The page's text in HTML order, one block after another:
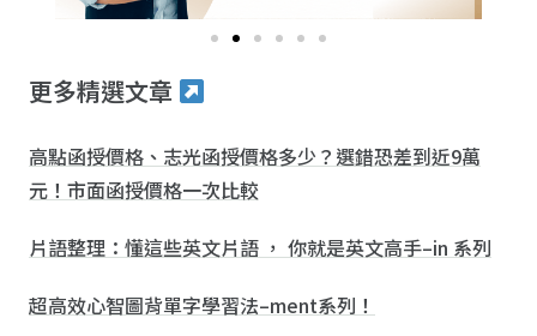
更多精選文章
高點函授價格、志光函授價格多少？選錯恐差到近9萬
元！市面函授價格一次比較
片語整理：懂這些英文片語 ， 你就是英文高手–in 系列
超高效心智圖背單字學習法–ment系列！